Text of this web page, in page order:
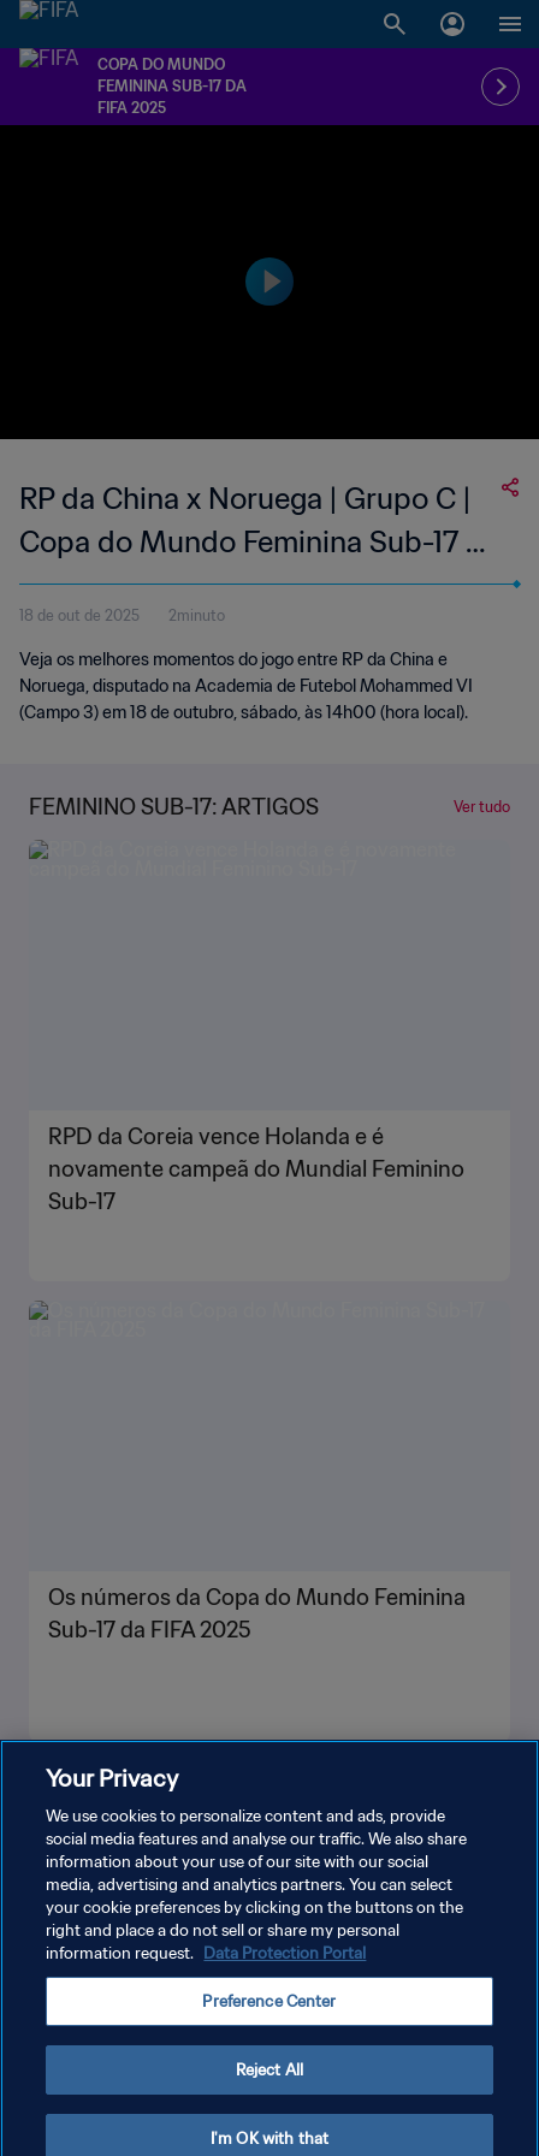
COPA DO MUNDO
FEMININA SUB-17 DA
FIFA 2025
RP da China x Noruega | Grupo C |
Copa do Mundo Feminina Sub-17 da
FIFA Marrocos 2025™ | Melhores
momentos
18 de out de 2025 2minuto
Veja os melhores momentos do jogo entre RP da China e
Noruega, disputado na Academia de Futebol Mohammed VI
(Campo 3) em 18 de outubro, sábado, às 14h00 (hora local).
FEMININO SUB-17: ARTIGOS Ver tudo
RPD da Coreia vence Holanda e é
novamente campeã do Mundial Feminino
Sub-17
Os números da Copa do Mundo Feminina
Sub-17 da FIFA 2025
POLÍTICA DE PRIVACIDADE
ADMINISTRAR AS PREFERÊNCIAS DE COOKIES
Copyright © 1994-2026 FIFA. Todos os direitos reservados.
Your Privacy
We use cookies to personalize content and ads, provide
social media features and analyse our traffic. We also share
information about your use of our site with our social
media, advertising and analytics partners. You can select
your cookie preferences by clicking on the buttons on the
right and place a do not sell or share my personal
information request. Data Protection Portal
Preference Center
Reject All
I'm OK with that